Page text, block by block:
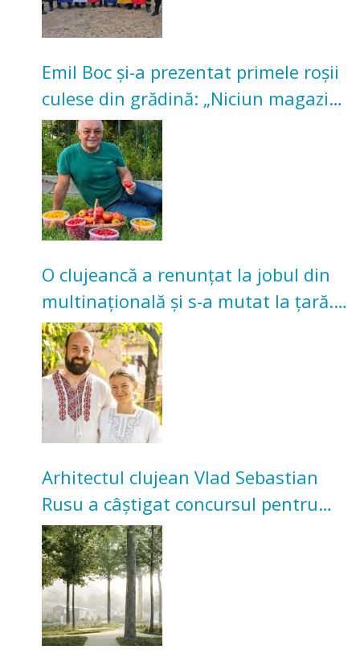
Emil Boc și-a prezentat primele roșii
culese din grădină: „Niciun magazin
nu poate oferi această satisfacție”
O clujeancă a renunțat la jobul din
multinațională și s-a mutat la țară.
Acum cultivă legume în grădina
bunicilor
Arhitectul clujean Vlad Sebastian
Rusu a câștigat concursul pentru
transformarea Grădinii Casei
Universitarilor